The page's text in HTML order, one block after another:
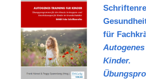
für
Kinder.